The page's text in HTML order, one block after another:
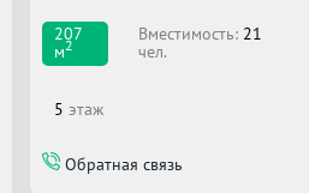
207
м2
Вместимоcть: 21
чел.
5 этаж
Обратная связь